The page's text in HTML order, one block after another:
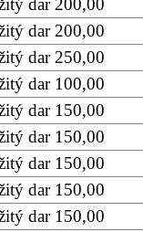
dar 200,00
dar 200,00
dar 250,00
dar 100,00
dar 150,00
dar 150,00
dar 150,00
dar 150,00
dar 150,00